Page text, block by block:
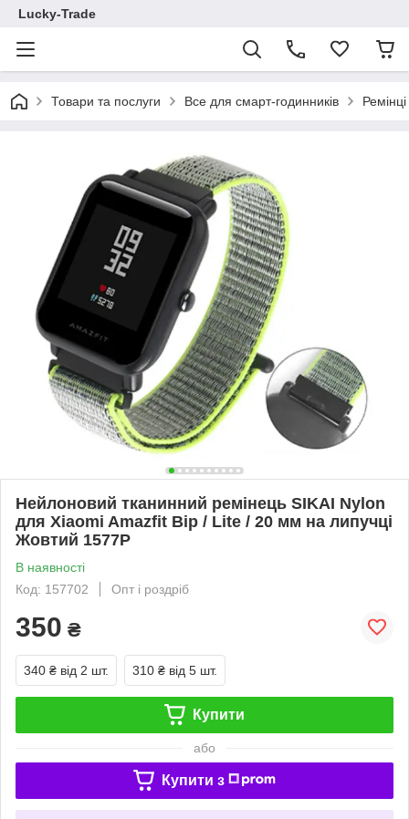
Lucky-Trade
Товари та послуги Все для смарт-годинників
Нейлоновий тканинний ремінець SIKAI Nylon
для Xiaomi Amazfit Bip / Lite / 20 мм на липучці
Жовтий 1577P
В наявності
Код: 157702
Опт і роздріб
350 ₴
340 ₴ від 2 шт. 310 ₴ від 5 шт.
Купити
або
Купити з